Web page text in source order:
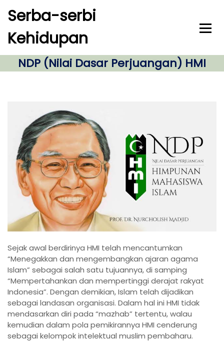
c
Serba-serbi
Kehidupan
NDP (Nilai Dasar Perjuangan) HMI
Sejak awal berdirinya HMI telah mencantumkan
“Menegakkan dan mengembangkan ajaran agama
Islam” sebagai salah satu tujuannya, di samping
“Mempertahankan dan mempertinggi derajat rakyat
Indonesia”. Dengan demikian, Islam telah dijadikan
sebagai landasan organisasi. Dalam hal ini HMI tidak
mendasarkan diri pada “mazhab” tertentu, walau
kemudian dalam pola pemikirannya HMI cenderung
sebagai kelompok intelektual muslim pembaharu.